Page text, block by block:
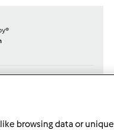
browsing data or unique